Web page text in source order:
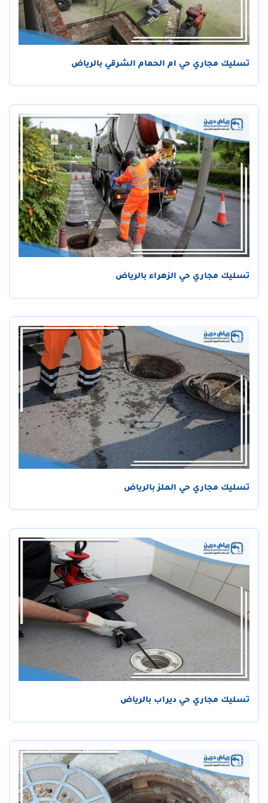
تسليك مجاري حي ام الحمام الشرقي بالرياض
تسليك مجاري حي الزهراء بالرياض
تسليك مجاري حي الملز بالرياض
تسليك مجاري حي ديراب بالرياض